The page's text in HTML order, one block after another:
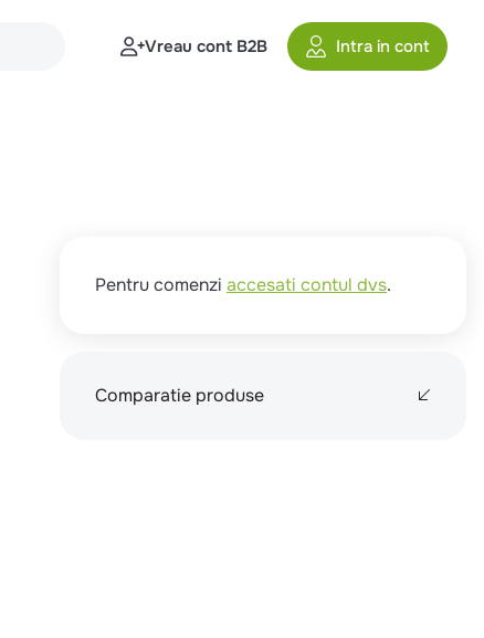
Vreau cont B2B Intra in cont
Pentru comenzi accesati contul dvs.
Comparatie produse